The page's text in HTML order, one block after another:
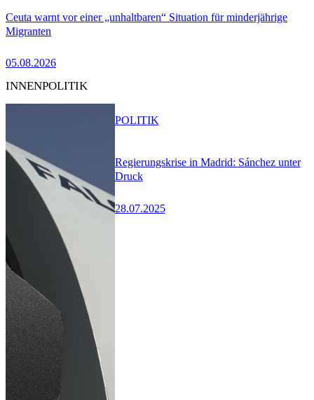
Ceuta warnt vor einer „unhaltbaren“ Situation für minderjährige
Migranten
05.08.2026
INNENPOLITIK
Regierungskrise in Madrid: Sánchez unter
Druck
28.07.2025
POLITIK